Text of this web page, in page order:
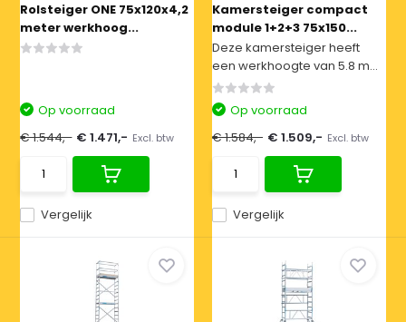
Rolsteiger ONE 75x120x4,2
meter werkhoog...
Vergelijk
Op voorraad
€ 1.544,- € 1.471,- Excl. btw
Kamersteiger compact
module 1+2+3 75x150...
Deze kamersteiger heeft
een werkhoogte van 5.8 m...
Vergelijk
Op voorraad
€ 1.584,- € 1.509,- Excl. btw